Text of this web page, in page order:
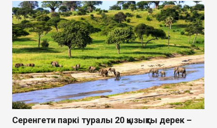
Серенгети паркі туралы 20 қызықты дерек –